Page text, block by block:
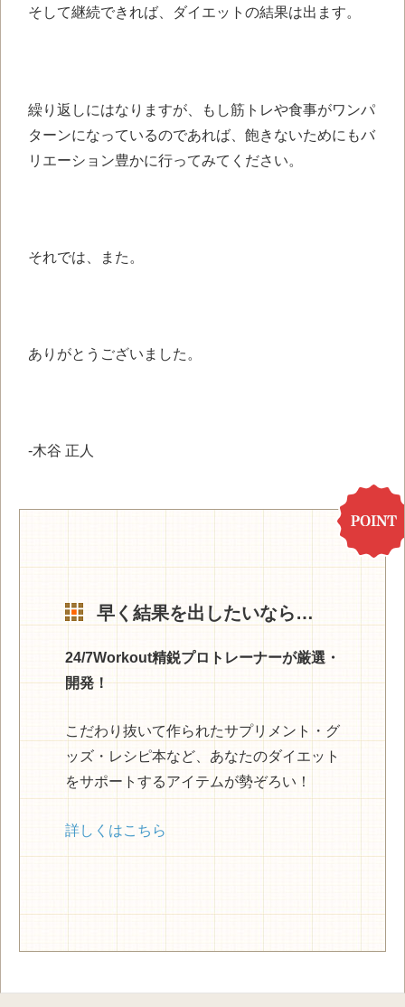
そして継続できれば、ダイエットの結果は出ます。
繰り返しにはなりますが、もし筋トレや食事がワンパ
ターンになっているのであれば、飽きないためにもバ
リエーション豊かに行ってみてください。
それでは、また。
ありがとうございました。
-木谷 正人
早く結果を出したいなら…
24/7Workout精鋭プロトレーナーが厳選・
開発！
こだわり抜いて作られたサプリメント・グ
ッズ・レシピ本など、あなたのダイエット
をサポートするアイテムが勢ぞろい！
詳しくはこちら